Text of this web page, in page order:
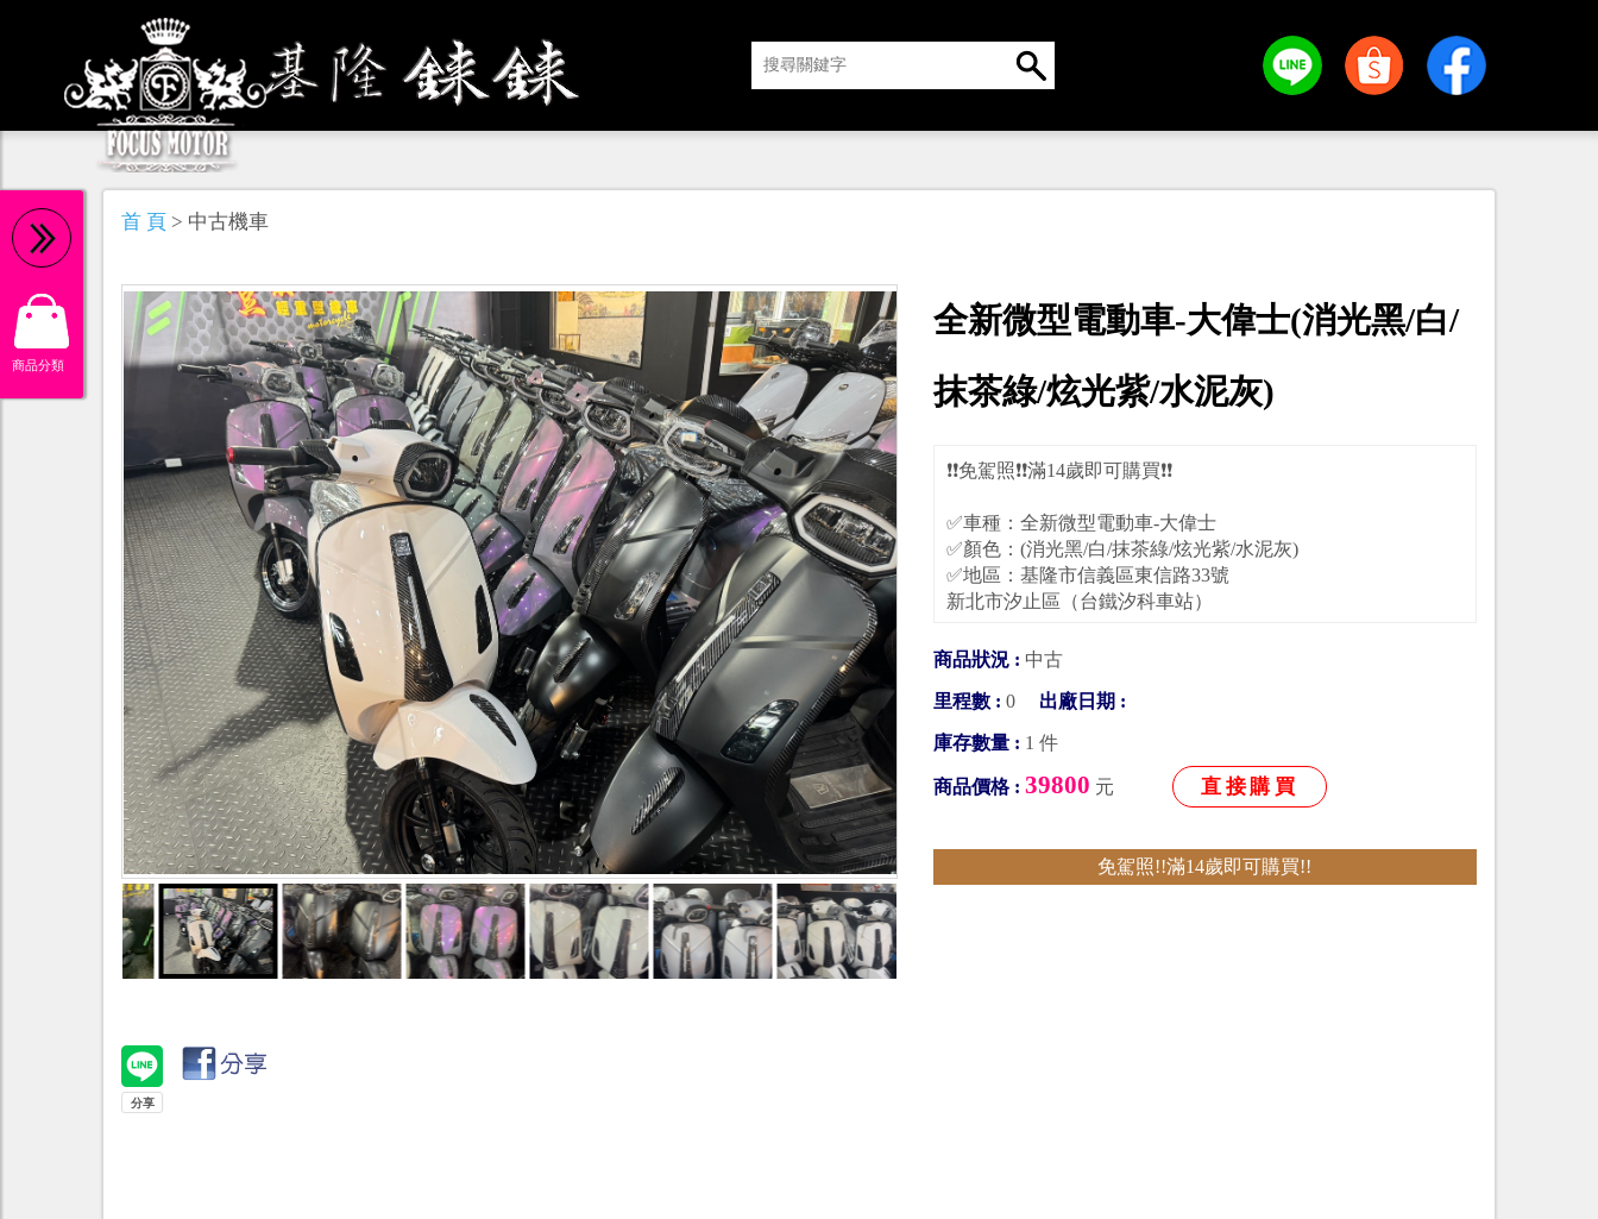
商品分類
首 頁 > 中古機車
全新微型電動車-大偉士(消光黑/白/
抹茶綠/炫光紫/水泥灰)
❗️❗️免駕照❗️❗️滿14歲即可購買❗️❗️
✅車種：全新微型電動車-大偉士
✅顏色：(消光黑/白/抹茶綠/炫光紫/水泥灰)
✅地區：基隆市信義區東信路33號
新北市汐止區（台鐵汐科車站）
商品狀況 : 中古
里程數 : 0 出廠日期 :
庫存數量 : 1 件
商品價格 : 39800 元 直接購買
免駕照!!滿14歲即可購買!!